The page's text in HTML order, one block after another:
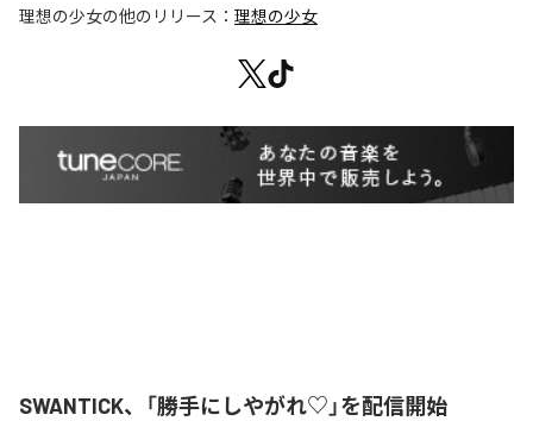
理想の少女の他のリリース： 理想の少女
SWANTICK、「勝手にしやがれ♡」を配信開始